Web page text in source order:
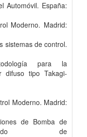
Automóvil. España:
Moderno. Madrid:
sistemas de control.
para la
difuso tipo Takagi-
Moderno. Madrid:
de Bomba de
de